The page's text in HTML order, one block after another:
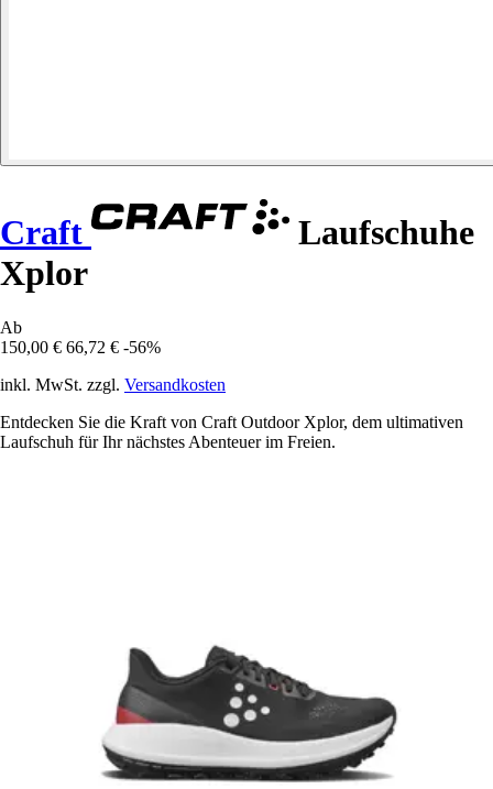
Craft
Laufschuhe
Xplor
Ab
150,00 € 66,72 € -56%
inkl. MwSt. zzgl. Versandkosten
Entdecken Sie die Kraft von Craft Outdoor Xplor, dem ultimativen
Laufschuh für Ihr nächstes Abenteuer im Freien.